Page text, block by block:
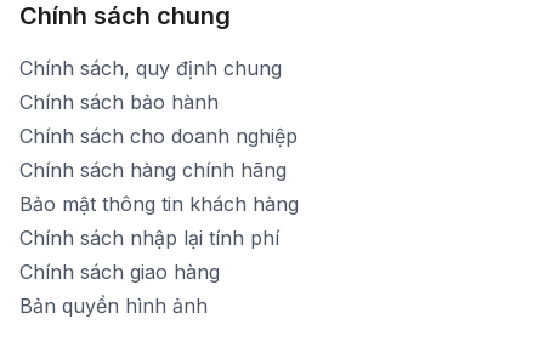
Chính sách chung
Chính sách, quy định chung
Chính sách bảo hành
Chính sách cho doanh nghiệp
Chính sách hàng chính hãng
Bảo mật thông tin khách hàng
Chính sách nhập lại tính phí
Chính sách giao hàng
Bản quyền hình ảnh